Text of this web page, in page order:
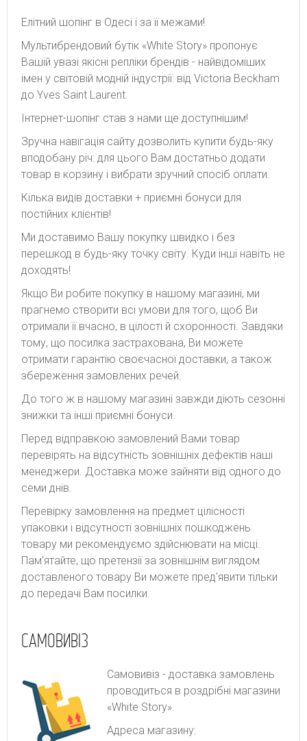
Елітний шопінг в Одесі і за її межами!
Мультибрендовий бутік «White Story» пропонує
Вашій увазі якісні репліки брендів - найвідоміших
імен у світовій модній індустрії: від Victoria Beckham
до Yves Saint Laurent.
Інтернет-шопінг став з нами ще доступнішим!
Зручна навігація сайту дозволить купити будь-яку
вподобану річ: для цього Вам достатньо додати
товар в корзину і вибрати зручний спосіб оплати.
Кілька видів доставки + приємні бонуси для
постійних клієнтів!
Ми доставимо Вашу покупку швидко і без
перешкод в будь-яку точку світу. Куди інші навіть не
доходять!
Якщо Ви робите покупку в нашому магазині, ми
прагнемо створити всі умови для того, щоб Ви
отримали її вчасно, в цілості й схоронності. Завдяки
тому, що посилка застрахована, Ви можете
отримати гарантію своєчасної доставки, а також
збереження замовлених речей.
До того ж в нашому магазині завжди діють сезонні
знижки та інші приємні бонуси.
Перед відправкою замовлений Вами товар
перевірять на відсутність зовнішніх дефектів наші
менеджери. Доставка може зайняти від одного до
семи днів.
Перевірку замовлення на предмет цілісності
упаковки і відсутності зовнішніх пошкоджень
товару ми рекомендуємо здійснювати на місці.
Пам'ятайте, що претензії за зовнішнім виглядом
доставленого товару Ви можете пред'явити тільки
до передачі Вам посилки.
САМОВИВІЗ
Самовивіз - доставка замовлень
проводиться в роздрібні магазини
«White Story».
Адреса магазину: